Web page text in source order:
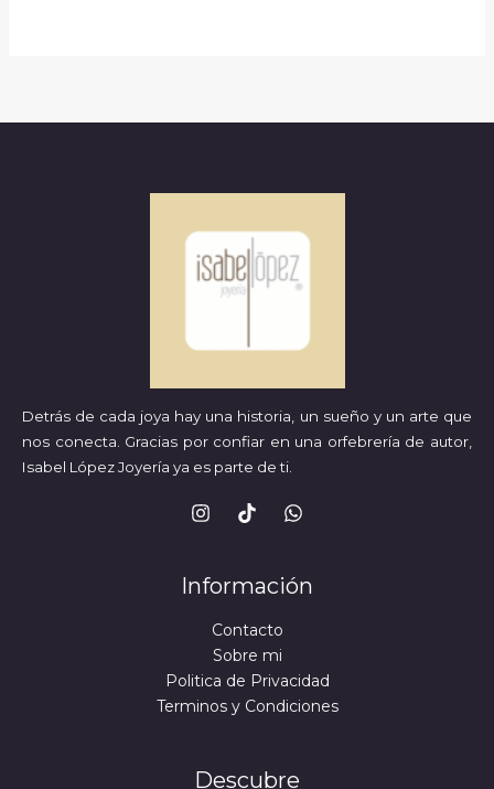
Detrás de cada joya hay una historia, un sueño y un arte que
nos conecta. Gracias por confiar en una orfebrería de autor,
Isabel López Joyería ya es parte de ti.
Información
Contacto
Sobre mi
Politica de Privacidad
Terminos y Condiciones
Descubre